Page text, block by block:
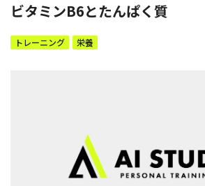
ビタミンB6とたんぱく質
トレーニング 栄養